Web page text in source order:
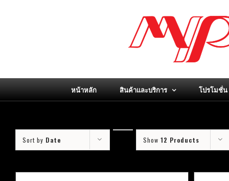
หน้าหลัก สินค้าและบริการ โปรโมชั่น
Sort by Date Show 12 Products